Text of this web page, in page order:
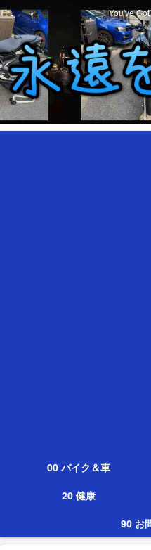
You've
00 バイク＆車
20 健康
90 お